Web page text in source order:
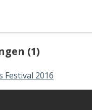
(1)
Festival 2016